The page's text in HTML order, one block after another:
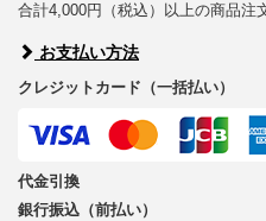
合計4,000円（税込）以上の商品注
お支払い方法
クレジットカード（一括払い）
代金引換
銀行振込（前払い）